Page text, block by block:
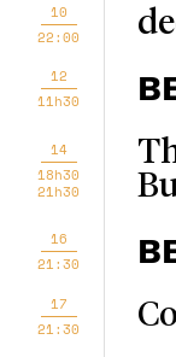
10
22:00
12
11h30
14
18h30
21h30
16
21:30
17
21:30